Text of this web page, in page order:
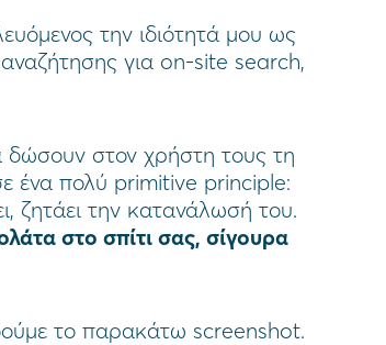
την ιδιότητά μου ως
για on-site search,
στον χρήστη τους τη
ένα πολύ primitive principle:
ζητάει την κατανάλωσή του.
στο σπίτι σας, σίγουρα
το παρακάτω screenshot.